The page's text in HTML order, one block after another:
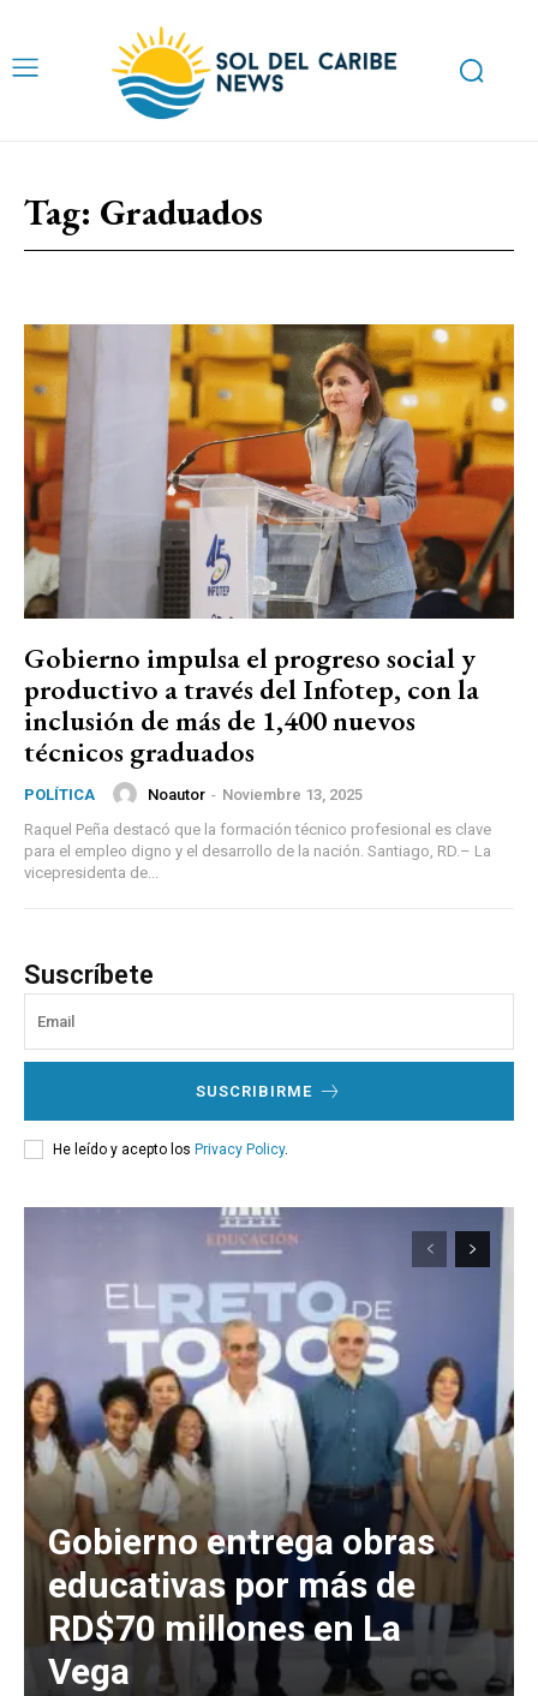
Tag: Graduados
Gobierno impulsa el progreso social y
productivo a través del Infotep, con la
inclusión de más de 1,400 nuevos
técnicos graduados
POLÍTICA Noautor - Noviembre 13, 2025
Raquel Peña destacó que la formación técnico profesional es clave
para el empleo digno y el desarrollo de la nación. Santiago, RD.– La
vicepresidenta de...
Suscríbete
SUSCRIBIRME
He leído y acepto los Privacy Policy.
Gobierno entrega obras
educativas por más de
RD$70 millones en La
Vega